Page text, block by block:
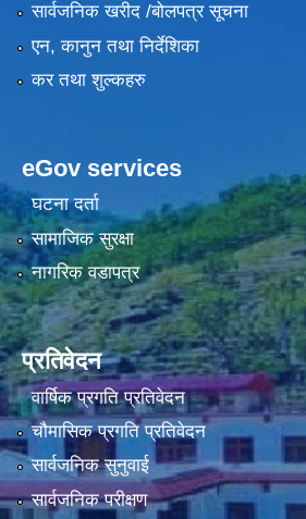
सार्वजनिक खरीद /बोलपत्र सूचना
एन, कानुन तथा निर्देशिका
कर तथा शुल्कहरु
eGov services
घटना दर्ता
सामाजिक सुरक्षा
नागरिक वडापत्र
प्रतिवेदन
वार्षिक प्रगति प्रतिवेदन
चौमासिक प्रगति प्रतिवेदन
सार्वजनिक सुनुवाई
सार्वजनिक परीक्षण